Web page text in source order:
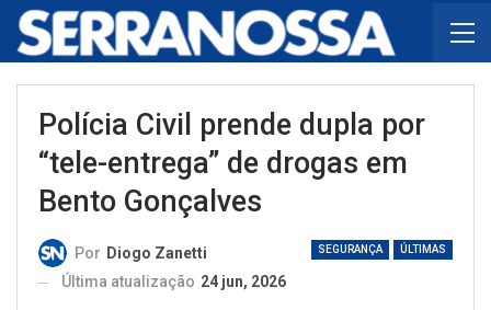
Polícia Civil prende dupla por
“tele-entrega” de drogas em
Bento Gonçalves
SEGURANÇA ÚLTIMAS
Por Diogo Zanetti
Última atualização 24 jun, 2026